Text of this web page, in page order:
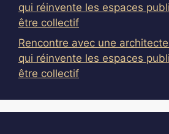
qui réinvente les espaces
être collectif
Rencontre avec une
qui réinvente les espaces
être collectif